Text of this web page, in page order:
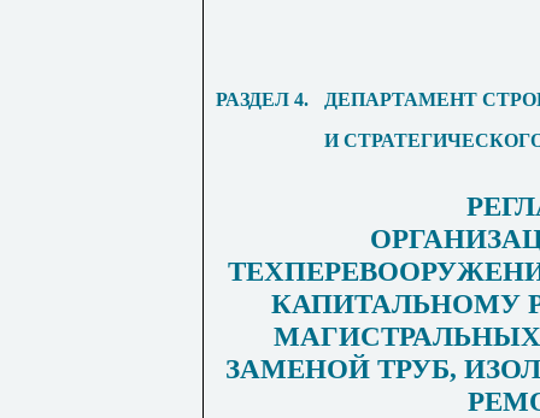
РАЗДЕЛ 4.
ДЕПАРТАМЕНТ
И
КАПИТАЛЬНОМУ
ЗАМЕНОЙ ТРУБ,